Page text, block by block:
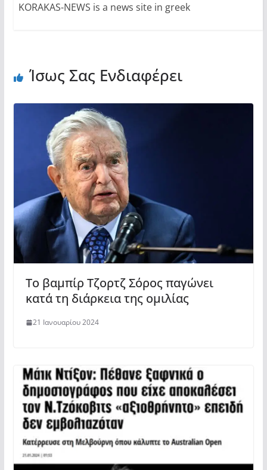
KORAKAS-NEWS is a news site in greek
Ίσως Σας Ενδιαφέρει
Το βαμπίρ Τζορτζ Σόρος παγώνει
κατά τη διάρκεια της ομιλίας
21 Ιανουαρίου 2024